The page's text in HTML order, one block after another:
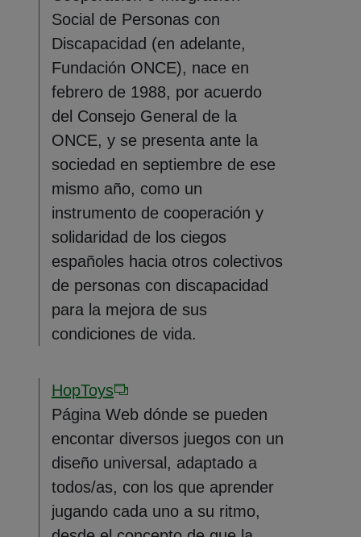
Social de Personas con
Discapacidad (en adelante,
Fundación ONCE), nace en
febrero de 1988, por acuerdo
del Consejo General de la
ONCE, y se presenta ante la
sociedad en septiembre de ese
mismo año, como un
instrumento de cooperación y
solidaridad de los ciegos
españoles hacia otros colectivos
de personas con discapacidad
para la mejora de sus
condiciones de vida.
HopToys
Página Web dónde se pueden
encontar diversos juegos con un
diseño universal, adaptado a
todos/as, con los que aprender
jugando cada uno a su ritmo,